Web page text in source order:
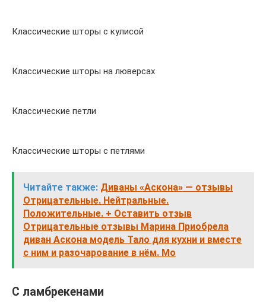
Классические шторы с кулисой
Классические шторы на люверсах
Классические петли
Классические шторы с петлями
Читайте также: Диваны «Аскона» — отзывы
Отрицательные. Нейтральные.
Положительные. + Оставить отзыв
Отрицательные отзывы Марина Приобрела
диван Аскона модель Тало для кухни и вместе
с ним и разочарование в нём. Мо
С ламбрекенами